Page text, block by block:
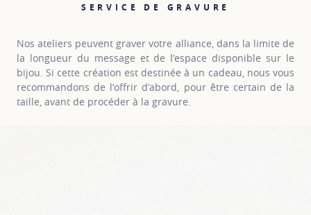
SERVICE DE GRAVURE
Nos ateliers peuvent graver votre alliance, dans la limite de
la longueur du message et de l’espace disponible sur le
bijou. Si cette création est destinée à un cadeau, nous vous
recommandons de l’offrir d’abord, pour être certain de la
taille, avant de procéder à la gravure.